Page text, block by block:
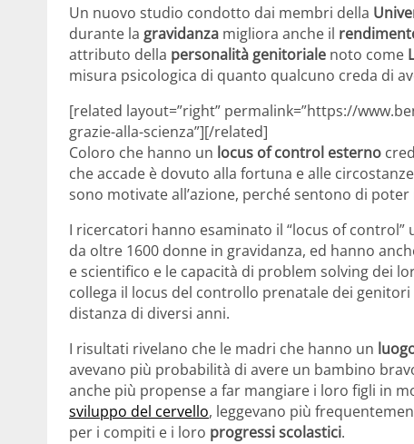
Un nuovo studio condotto dai membri della
durante la gravidanza migliora anche il
attributo della personalità genitoriale noto come
misura psicologica di quanto qualcuno creda di
[related layout=”right” permalink=”https://
grazie-alla-scienza”][/related]
Coloro che hanno un locus of control esterno
che accade è dovuto alla fortuna e alle
sono motivate all’azione, perché sentono di
I ricercatori hanno esaminato il “locus of
da oltre 1600 donne in gravidanza, ed hanno
e scientifico e le capacità di problem solving dei
collega il locus del controllo prenatale dei
distanza di diversi anni.
I risultati rivelano che le madri che hanno un
avevano più probabilità di avere un bambino
anche più propense a far mangiare i loro figli in
sviluppo del cervello, leggevano più
per i compiti e i loro progressi scolastici.